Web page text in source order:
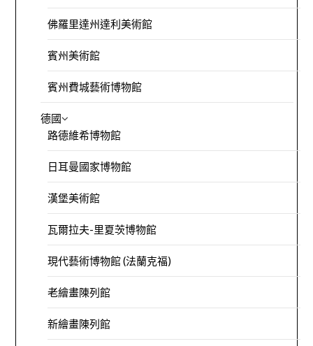
佛羅里達州達利美術館
賓州美術館
賓州費城藝術博物館
德國
路德維希博物館
日耳曼國家博物館
漢堡美術館
瓦爾拉夫-里夏茨博物館
現代藝術博物館 (法蘭克福)
老繪畫陳列館
新繪畫陳列館